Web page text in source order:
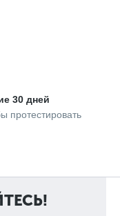
30 дней
протестировать